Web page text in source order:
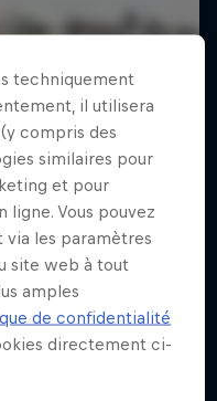
techniquement
il utilisera
compris des
similaires pour
et pour
Vous pouvez
les paramètres
site web à tout
amples
de confidentialité
directement ci-